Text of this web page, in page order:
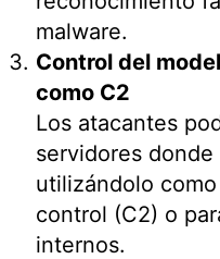
malware.
Control del
como C2
Los atacantes
servidores
utilizándolo
control (C2) o
internos.